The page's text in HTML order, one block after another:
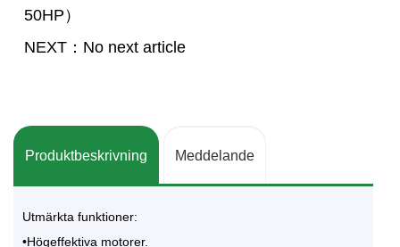
50HP）
NEXT：No next article
Produktbeskrivning Meddelande
Utmärkta funktioner:
•Högeffektiva motorer.